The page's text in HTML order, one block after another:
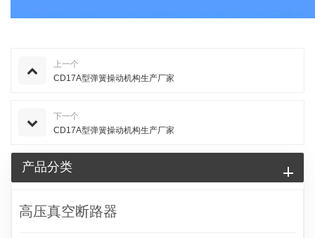
上一个
CD17A型弹簧操动机构生产厂家
下一个
CD17A型弹簧操动机构生产厂家
产品分类
高压真空断路器